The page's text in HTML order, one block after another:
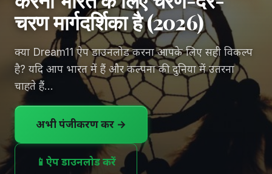
चरण मार्गदर्शिका है (2026)
क्या Dream11 ऐप डाउनलोड करना आपके लिए सही विकल्प
है? यदि आप भारत में हैं और कल्पना की दुनिया में उतरना
चाहते हैं...
अभी पंजीकरण करें →
📱 ऐप डाउनलोड करें